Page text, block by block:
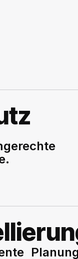
Planung